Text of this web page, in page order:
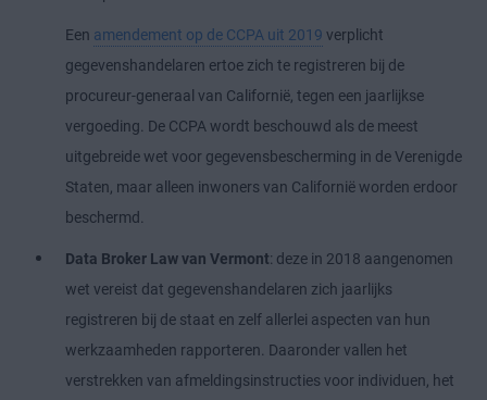
Een amendement op de CCPA uit 2019 verplicht
gegevenshandelaren ertoe zich te registreren bij de
procureur-generaal van Californië, tegen een jaarlijkse
vergoeding. De CCPA wordt beschouwd als de meest
uitgebreide wet voor gegevensbescherming in de Verenigde
Staten, maar alleen inwoners van Californië worden erdoor
beschermd.
Data Broker Law van Vermont: deze in 2018 aangenomen
wet vereist dat gegevenshandelaren zich jaarlijks
registreren bij de staat en zelf allerlei aspecten van hun
werkzaamheden rapporteren. Daaronder vallen het
verstrekken van afmeldingsinstructies voor individuen, het